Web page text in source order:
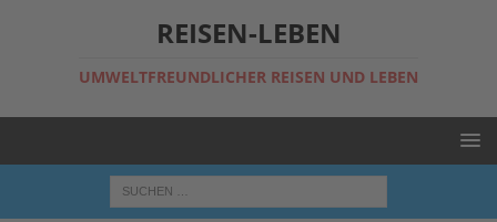
REISEN-LEBEN
UMWELTFREUNDLICHER REISEN UND LEBEN